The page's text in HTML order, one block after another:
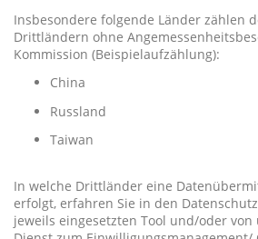
Insbesondere folgende Länder zählen
Drittländern ohne
Kommission (Beispielaufzählung):
China
Russland
Taiwan
In welche Drittländer eine
erfolgt, erfahren Sie in den
jeweils eingesetzten Tool und/oder von